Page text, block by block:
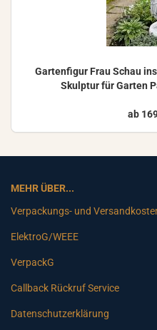
Gar­ten­fi­gur Frau Schau
Skulptur für Gar­ten
ab
MEHR ÜBER...
Verpackungs- und
ElektroG/WEEE
VerpackG
Callback Rückruf Service
Datenschutzerklärung